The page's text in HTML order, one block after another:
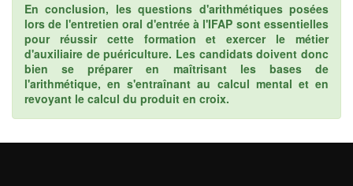
En conclusion, les questions d'arithmétiques posées
lors de l'entretien oral d'entrée à l'IFAP sont essentielles
pour réussir cette formation et exercer le métier
d'auxiliaire de puériculture. Les candidats doivent donc
bien se préparer en maîtrisant les bases de
l'arithmétique, en s'entraînant au calcul mental et en
revoyant le calcul du produit en croix.